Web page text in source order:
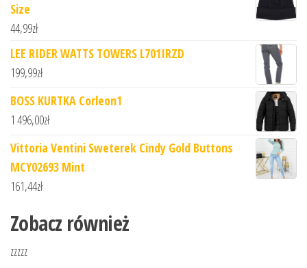
Size
44,99zł
LEE RIDER WATTS TOWERS L701IRZD
199,99zł
BOSS KURTKA Corleon1
1 496,00zł
Vittoria Ventini Sweterek Cindy Gold Buttons
MCY02693 Mint
161,44zł
Zobacz również
zzzzz